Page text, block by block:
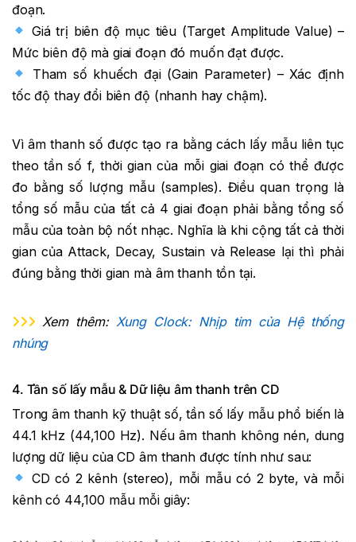
đoạn.
Giá trị biên độ mục tiêu (Target Amplitude Value) –
Mức biên độ mà giai đoạn đó muốn đạt được.
Tham số khuếch đại (Gain Parameter) – Xác định
tốc độ thay đổi biên độ (nhanh hay chậm).
Vì âm thanh số được tạo ra bằng cách lấy mẫu liên tục
theo tần số f, thời gian của mỗi giai đoạn có thể được
đo bằng số lượng mẫu (samples). Điều quan trọng là
tổng số mẫu của tất cả 4 giai đoạn phải bằng tổng số
mẫu của toàn bộ nốt nhạc. Nghĩa là khi cộng tất cả thời
gian của Attack, Decay, Sustain và Release lại thì phải
đúng bằng thời gian mà âm thanh tồn tại.
Xem thêm: Xung Clock: Nhịp tim của Hệ thống
nhúng
4. Tần số lấy mẫu & Dữ liệu âm thanh trên CD
Trong âm thanh kỹ thuật số, tần số lấy mẫu phổ biến là
44.1 kHz (44,100 Hz). Nếu âm thanh không nén, dung
lượng dữ liệu của CD âm thanh được tính như sau:
CD có 2 kênh (stereo), mỗi mẫu có 2 byte, và mỗi
kênh có 44,100 mẫu mỗi giây: